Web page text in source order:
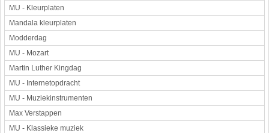
MU - Kleurplaten
Mandala kleurplaten
Modderdag
MU - Mozart
Martin Luther Kingdag
MU - Internetopdracht
MU - Muziekinstrumenten
Max Verstappen
MU - Klassieke muziek